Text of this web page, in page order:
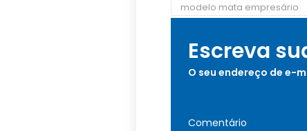
modelo mata empresário
Escreva
O seu endereço de e-
Comentário